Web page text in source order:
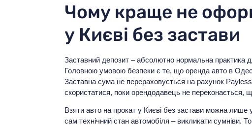
Чому краще не
у Києві без застави
Заставний депозит – абсолютно нормальна практика
Головною умовою безпеки є те, що оренда авто в
Заставна сума не перераховується на рахунок
скористатися, поки орендодавець не переконається,
Взяти авто на прокат у Києві без застави можна
сам технічний стан автомобіля – викликати сумніви.